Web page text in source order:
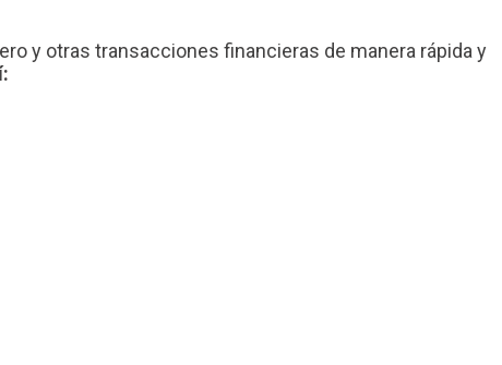
y otras transacciones financieras de manera rápida y